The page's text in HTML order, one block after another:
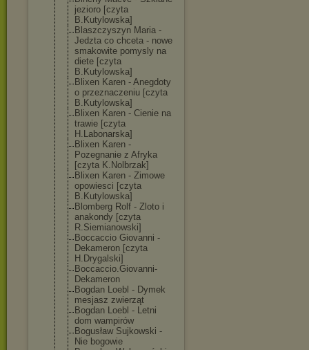
jezioro [czyta
B.Kutylowska]
Blaszczyszyn Maria -
Jedzta co chceta - nowe
smakowite pomysly na
diete [czyta
B.Kutylowska]
Blixen Karen - Anegdoty
o przeznaczeniu [czyta
B.Kutylowska]
Blixen Karen - Cienie na
trawie [czyta
H.Labonarska]
Blixen Karen -
Pozegnanie z Afryka
[czyta K.Nolbrzak]
Blixen Karen - Zimowe
opowiesci [czyta
B.Kutylowska]
Blomberg Rolf - Zloto i
anakondy [czyta
R.Siemianowski]
Boccaccio Giovanni -
Dekameron [czyta
H.Drygalski]
Boccaccio.Giovanni-
Dekameron
Bogdan Loebl - Dymek
mesjasz zwierząt
Bogdan Loebl - Letni
dom wampirów
Bogusław Sujkowski -
Nie bogowie